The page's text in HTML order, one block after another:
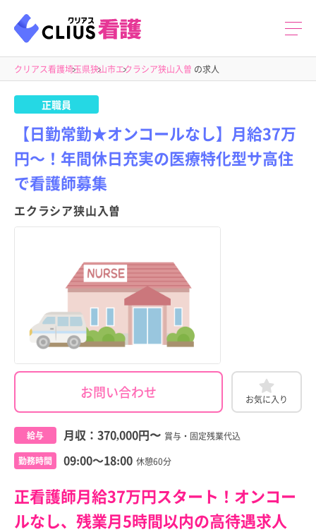
クリアス看護埼玉県狭山市エクラシア狭山入曽 の求人
正職員
【日勤常勤★オンコールなし】月給37万
円～！年間休日充実の医療特化型サ高住
で看護師募集
エクラシア狭山入曽
お問い合わせ お気に入り
給与 月収： 370,000円〜 賞与・固定残業代込
勤務時間 09:00～18:00 休憩60分
正看護師月給37万円スタート！オンコー
ルなし、残業月5時間以内の高待遇求人